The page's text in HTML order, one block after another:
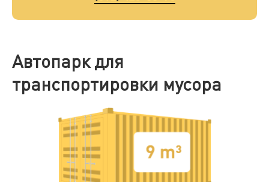
Автопарк для
транспортировки мусора